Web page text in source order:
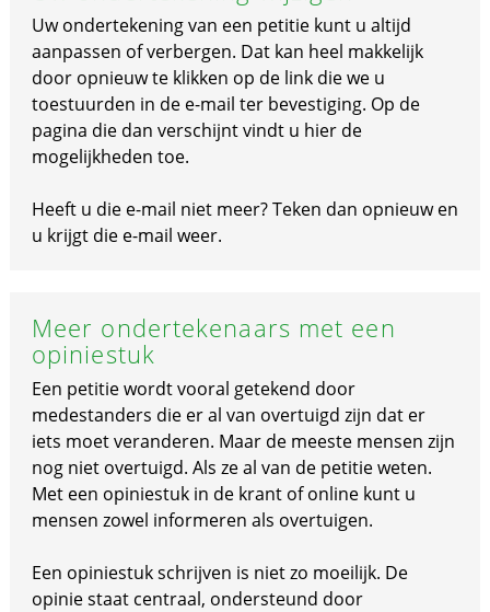
Uw ondertekening van een petitie kunt u altijd
aanpassen of verbergen. Dat kan heel makkelijk
door opnieuw te klikken op de link die we u
toestuurden in de e-mail ter bevestiging. Op de
pagina die dan verschijnt vindt u hier de
mogelijkheden toe.
Heeft u die e-mail niet meer? Teken dan opnieuw en
u krijgt die e-mail weer.
Meer ondertekenaars met een
opiniestuk
Een petitie wordt vooral getekend door
medestanders die er al van overtuigd zijn dat er
iets moet veranderen. Maar de meeste mensen zijn
nog niet overtuigd. Als ze al van de petitie weten.
Met een opiniestuk in de krant of online kunt u
mensen zowel informeren als overtuigen.
Een opiniestuk schrijven is niet zo moeilijk. De
opinie staat centraal, ondersteund door